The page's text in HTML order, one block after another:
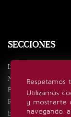
Respetamos
Utilizamos
y mostrarte
navegando,
SECCIONES
Inicio
Noticias
Eventos
Realeza
Estilo de vida